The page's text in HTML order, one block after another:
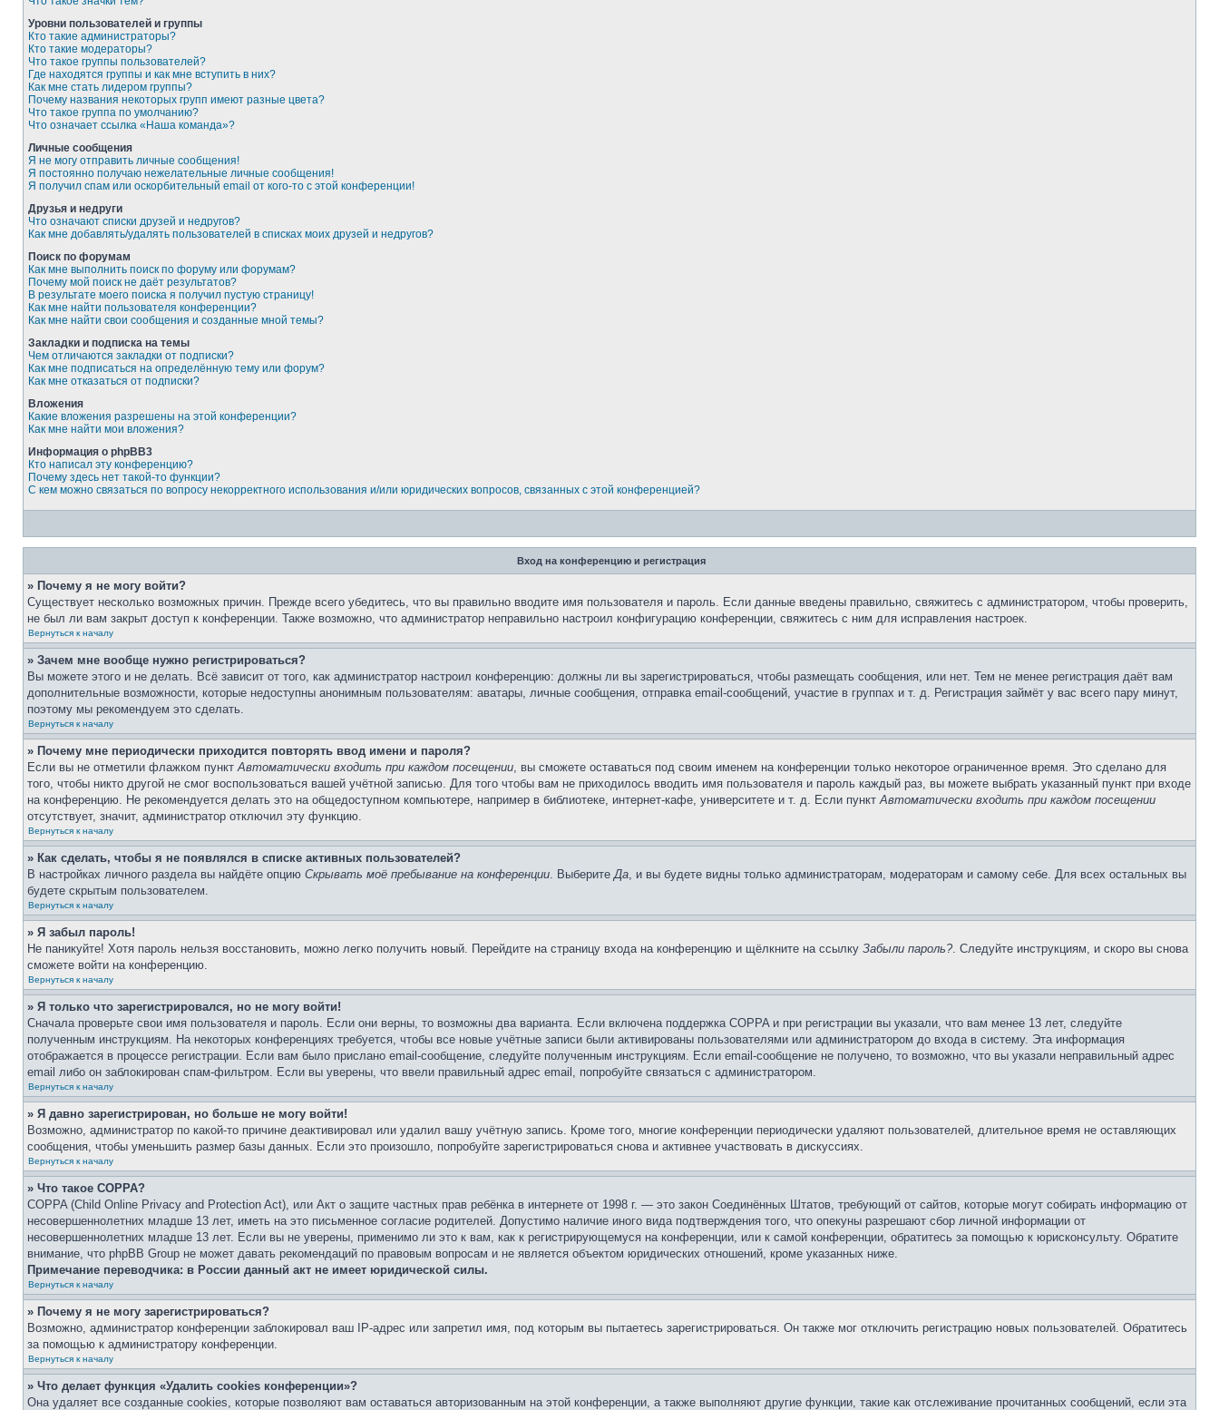
Уровни пользователей и группы
Кто такие администраторы?
Кто такие модераторы?
Что такое группы пользователей?
Где находятся группы и как мне вступить в них?
Как мне стать лидером группы?
Почему названия некоторых групп имеют разные цвета?
Что такое группа по умолчанию?
Что означает ссылка «Наша команда»?
Личные сообщения
Я не могу отправить личные сообщения!
Я постоянно получаю нежелательные личные сообщения!
Я получил спам или оскорбительный email от кого-то с этой конференции!
Друзья и недруги
Что означают списки друзей и недругов?
Как мне добавлять/удалять пользователей в списках моих друзей и недругов?
Поиск по форумам
Как мне выполнить поиск по форуму или форумам?
Почему мой поиск не даёт результатов?
В результате моего поиска я получил пустую страницу!
Как мне найти пользователя конференции?
Как мне найти свои сообщения и созданные мной темы?
Закладки и подписка на темы
Чем отличаются закладки от подписки?
Как мне подписаться на определённую тему или форум?
Как мне отказаться от подписки?
Вложения
Какие вложения разрешены на этой конференции?
Как мне найти мои вложения?
Информация о phpBB3
Кто написал эту конференцию?
Почему здесь нет такой-то функции?
С кем можно связаться по вопросу некорректного использования и/или юридических вопросов, связанных с этой конференцией?
Вход на конференцию и регистрация
» Почему я не могу войти?
Существует несколько возможных причин. Прежде всего убедитесь, что вы правильно вводите имя пользователя и пароль. Если данные введены правильно, свяжитесь с администратором, чтобы проверить,
не был ли вам закрыт доступ к конференции. Также возможно, что администратор неправильно настроил конфигурацию конференции, свяжитесь с ним для исправления настроек.
Вернуться к началу
» Зачем мне вообще нужно регистрироваться?
Вы можете этого и не делать. Всё зависит от того, как администратор настроил конференцию: должны ли вы зарегистрироваться, чтобы размещать сообщения, или нет. Тем не менее регистрация даёт вам
дополнительные возможности, которые недоступны анонимным пользователям: аватары, личные сообщения, отправка email-сообщений, участие в группах и т. д. Регистрация займёт у вас всего пару минут,
поэтому мы рекомендуем это сделать.
Вернуться к началу
» Почему мне периодически приходится повторять ввод имени и пароля?
Если вы не отметили флажком пунктАвтоматически входить при каждом посещении, вы сможете оставаться под своим именем на конференции только некоторое ограниченное время. Это сделано для
того, чтобы никто другой не смог воспользоваться вашей учётной записью. Для того чтобы вам не приходилось вводить имя пользователя и пароль каждый раз, вы можете выбрать указанный пункт при входе
на конференцию. Не рекомендуется делать это на общедоступном компьютере, например в библиотеке, интернет-кафе, университете и т. д. Если пунктАвтоматически входить при каждом посещении
отсутствует, значит, администратор отключил эту функцию.
Вернуться к началу
» Как сделать, чтобы я не появлялся в списке активных пользователей?
В настройках личного раздела вы найдёте опцию Скрывать моё пребывание на конференции. ВыберитеДа, и вы будете видны только администраторам, модераторам и самому себе. Для всех остальных вы
будете скрытым пользователем.
Вернуться к началу
» Я забыл пароль!
Не паникуйте! Хотя пароль нельзя восстановить, можно легко получить новый. Перейдите на страницу входа на конференцию и щёлкните на ссылку Забыли пароль?. Следуйте инструкциям, и скоро вы снова
сможете войти на конференцию.
Вернуться к началу
» Я только что зарегистрировался, но не могу войти!
Сначала проверьте свои имя пользователя и пароль. Если они верны, то возможны два варианта. Если включена поддержка COPPA и при регистрации вы указали, что вам менее 13 лет, следуйте
полученным инструкциям. На некоторых конференциях требуется, чтобы все новые учётные записи были активированы пользователями или администратором до входа в систему. Эта информация
отображается в процессе регистрации. Если вам было прислано email-сообщение, следуйте полученным инструкциям. Если email-сообщение не получено, то возможно, что вы указали неправильный адрес
email либо он заблокирован спам-фильтром. Если вы уверены, что ввели правильный адрес email, попробуйте связаться с администратором.
Вернуться к началу
» Я давно зарегистрирован, но больше не могу войти!
Возможно, администратор по какой-то причине деактивировал или удалил вашу учётную запись. Кроме того, многие конференции периодически удаляют пользователей, длительное время не оставляющих
сообщения, чтобы уменьшить размер базы данных. Если это произошло, попробуйте зарегистрироваться снова и активнее участвовать в дискуссиях.
Вернуться к началу
» Что такое COPPA?
COPPA (Child Online Privacy and Protection Act), или Акт о защите частных прав ребёнка в интернете от 1998 г. — это закон Соединённых Штатов, требующий от сайтов, которые могут собирать информацию от
несовершеннолетних младше 13 лет, иметь на это письменное согласие родителей. Допустимо наличие иного вида подтверждения того, что опекуны разрешают сбор личной информации от
несовершеннолетних младше 13 лет. Если вы не уверены, применимо ли это к вам, как к регистрирующемуся на конференции, или к самой конференции, обратитесь за помощью к юрисконсульту. Обратите
внимание, что phpBB Group не может давать рекомендаций по правовым вопросам и не является объектом юридических отношений, кроме указанных ниже.
Примечание переводчика: в России данный акт не имеет юридической силы.
Вернуться к началу
» Почему я не могу зарегистрироваться?
Возможно, администратор конференции заблокировал ваш IP-адрес или запретил имя, под которым вы пытаетесь зарегистрироваться. Он также мог отключить регистрацию новых пользователей. Обратитесь
за помощью к администратору конференции.
Вернуться к началу
» Что делает функция «Удалить cookies конференции»?
Она удаляет все созданные cookies, которые позволяют вам оставаться авторизованным на этой конференции, а также выполняют другие функции, такие как отслеживание прочитанных сообщений, если эта